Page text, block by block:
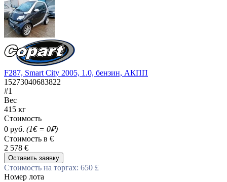
F287, Smart City 2005, 1.0, бензин, АКПП
15273040683822
#1
Вес
415 кг
Стоимость
0 руб. (1€ = 0₽)
Стоимость в €
2 578 €
Оставить заявку
Стоимость на торгах: 650 £
Номер лота